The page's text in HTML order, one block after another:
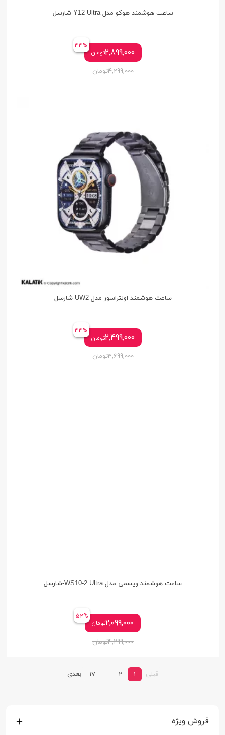
ساعت هوشمند هوکو مدل Y12 Ultra-شارسل
2,899,000تومان
33%
4,299,000تومان
ساعت هوشمند اولتراسور مدل UW2-شارسل
2,499,000تومان
33%
3,699,000تومان
ساعت هوشمند ویسمی مدل WS10-2 Ultra-شارسل
2,099,000تومان
52%
4,299,000تومان
قبلی 1
2
...
17 بعدی
فروش ویژه